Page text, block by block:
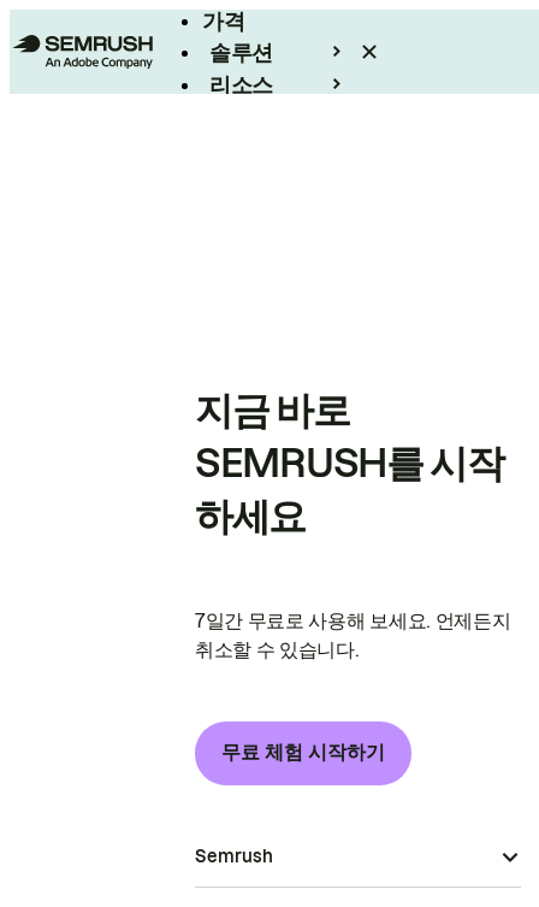
가격
솔루션
리소스
지금 바로
SEMRUSH를 시작
하세요
7일간 무료로 사용해 보세요. 언제든지
취소할 수 있습니다.
무료 체험 시작하기
Semrush